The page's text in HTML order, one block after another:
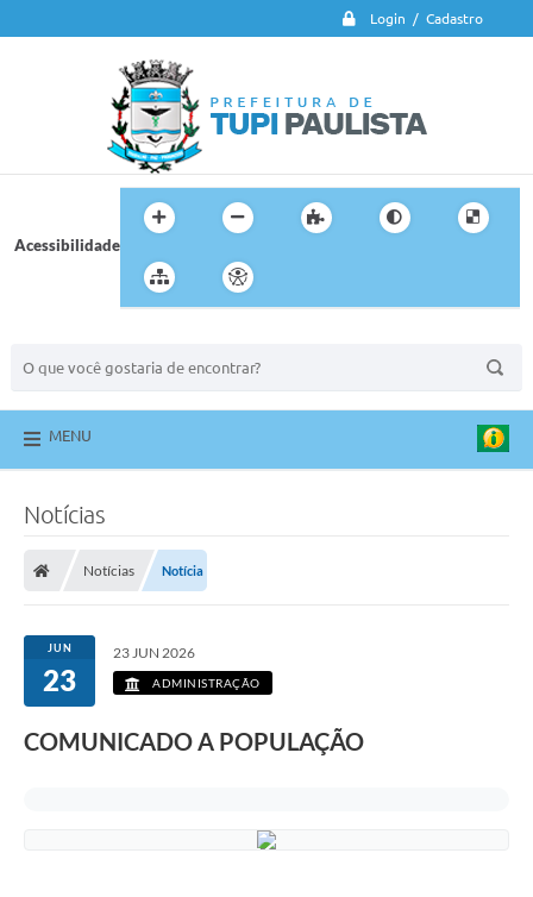
Login / Cadastro
Acessibilidade
MENU
Notícias
Notícias Notícia
JUN
23
23 JUN 2026
ADMINISTRAÇÃO
COMUNICADO A POPULAÇÃO